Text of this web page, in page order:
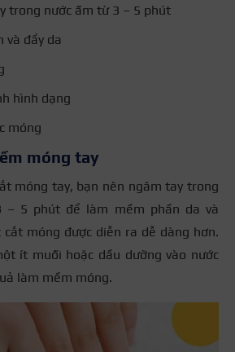
trong nước ấm từ 3 – 5 phút
và đẩy da
hình dạng
móng
móng tay
móng tay, bạn nên ngâm tay trong
– 5 phút để làm mềm phần da và
cắt móng được diễn ra dễ dàng hơn.
ít muối hoặc dầu dưỡng vào nước
làm mềm móng.